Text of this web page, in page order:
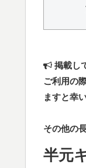
掲載し
ご利用の
ますと幸
その他の
半元